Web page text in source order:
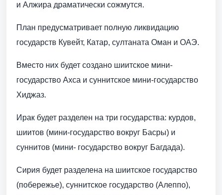
и Алжира драматически сожмутся.
План предусматривает полную ликвидацию
государств Кувейт, Катар, султаната Оман и ОАЭ.
Вместо них будет создано шиитское мини-
государство Ахса и суннитское мини-государство
Хиджаз.
Ирак будет разделен на три государства: курдов,
шиитов (мини-государство вокруг Басры) и
суннитов (мини- государство вокруг Багдада).
Сирия будет разделена на шиитское государство
(побережье), суннитское государство (Алеппо),